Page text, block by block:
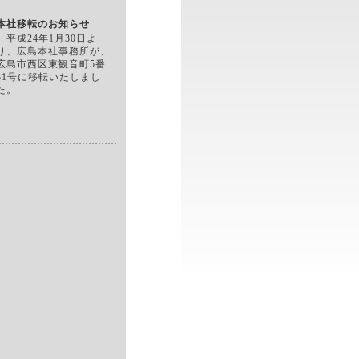
社移転のお知らせ
成24年1月30日よ
、広島本社事務所が、
島市西区東観音町5番
号に移転いたしまし
。